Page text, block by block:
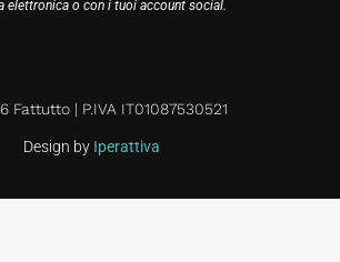
elettronica o con i tuoi account social.
Fattutto | P.IVA IT01087530521
Design by Iperattiva